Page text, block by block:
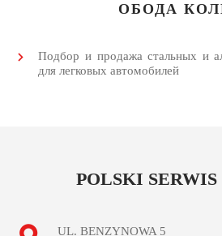
ОБОДА
Подбор и продажа стальных и
для легковых автомобилей
POLSKI SERWIS
UL. BENZYNOWA 5